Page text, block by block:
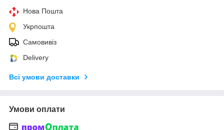
Нова Пошта
Укрпошта
Самовивіз
Delivery
Всі умови доставки
Умови оплати